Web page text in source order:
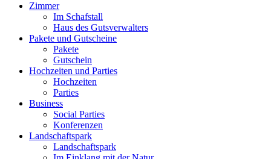
Zimmer
Im Schafstall
Haus des Gutsverwalters
Pakete und Gutscheine
Pakete
Gutschein
Hochzeiten und Parties
Hochzeiten
Parties
Business
Social Parties
Konferenzen
Landschaftspark
Landschaftspark